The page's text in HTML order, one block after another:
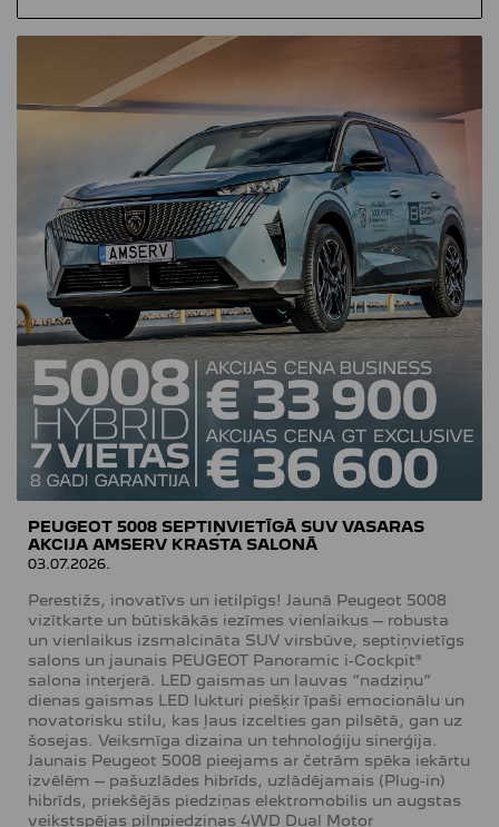
PEUGEOT 5008 SEPTIŅVIETĪGĀ SUV VASARAS
AKCIJA AMSERV KRASTA SALONĀ
03.07.2026.
Perestižs, inovatīvs un ietilpīgs! Jaunā Peugeot 5008
vizītkarte un būtiskākās iezīmes vienlaikus – robusta
un vienlaikus izsmalcināta SUV virsbūve, septiņvietīgs
salons un jaunais PEUGEOT Panoramic i-Cockpit®
salona interjerā. LED gaismas un lauvas “nadziņu”
dienas gaismas LED lukturi piešķir īpaši emocionālu un
novatorisku stilu, kas ļaus izcelties gan pilsētā, gan uz
šosejas. Veiksmīga dizaina un tehnoloģiju sinerģija.
Jaunais Peugeot 5008 pieejams ar četrām spēka iekārtu
izvēlēm – pašuzlādes hibrīds, uzlādējamais (Plug-in)
hibrīds, priekšējās piedziņas elektromobilis un augstas
veikstspējas pilnpiedziņas 4WD Dual Motor